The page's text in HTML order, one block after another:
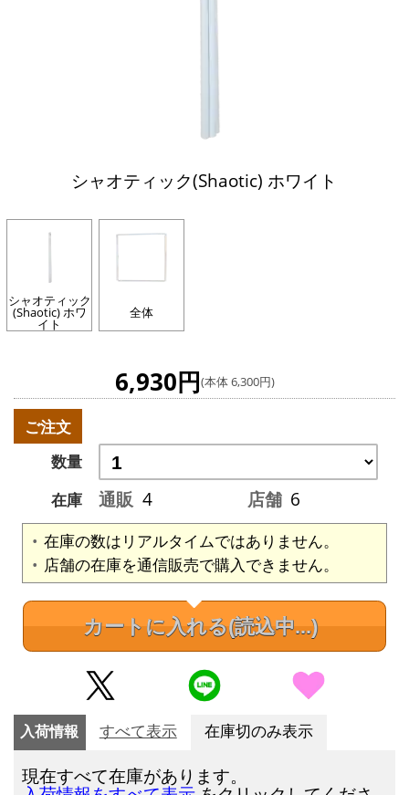
シャオティック(Shaotic) ホワイト
シャオティック
(Shaotic) ホワ
イト
全体
6,930円(本体 6,300円)
ご注文
数量
在庫
通販 4 店舗 6
在庫の数はリアルタイムではありません。
店舗の在庫を通信販売で購入できません。
カートに入れる(読込中...)
入荷情報 すべて表示 在庫切のみ表示
現在すべて在庫があります。